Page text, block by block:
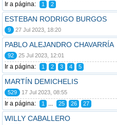
Ir a página: 1 2
ESTEBAN RODRIGO BURGOS
9 27 Jul 2023, 18:20
PABLO ALEJANDRO CHAVARRÍA
92 25 Jul 2023, 12:01
Ir a página: 1 2 3 4 5
MARTÍN DEMICHELIS
529 17 Jul 2023, 08:55
Ir a página: 1 ... 25 26 27
WILLY CABALLERO